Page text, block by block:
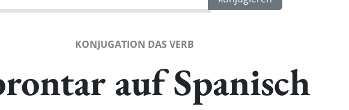
KONJUGATION DAS VERB
auf Spanisch